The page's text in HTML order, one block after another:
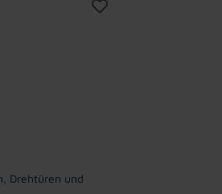
Drehtüren und